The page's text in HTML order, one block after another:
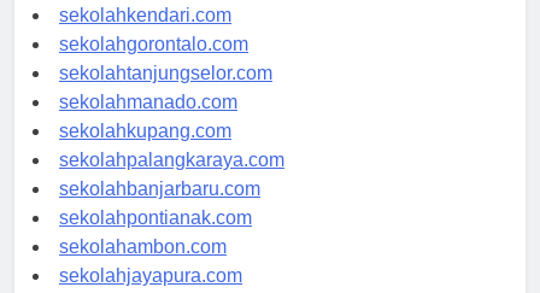
sekolahkendari.com
sekolahgorontalo.com
sekolahtanjungselor.com
sekolahmanado.com
sekolahkupang.com
sekolahpalangkaraya.com
sekolahbanjarbaru.com
sekolahpontianak.com
sekolahambon.com
sekolahjayapura.com